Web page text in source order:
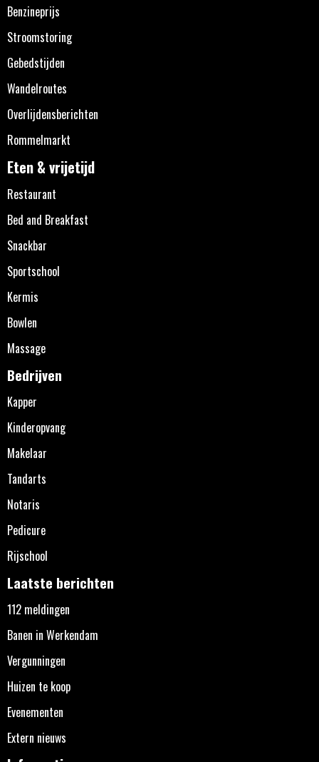
Benzineprijs
Stroomstoring
Gebedstijden
Wandelroutes
Overlijdensberichten
Rommelmarkt
Eten & vrijetijd
Restaurant
Bed and Breakfast
Snackbar
Sportschool
Kermis
Bowlen
Massage
Bedrijven
Kapper
Kinderopvang
Makelaar
Tandarts
Notaris
Pedicure
Rijschool
Laatste berichten
112 meldingen
Banen in Werkendam
Vergunningen
Huizen te koop
Evenementen
Extern nieuws